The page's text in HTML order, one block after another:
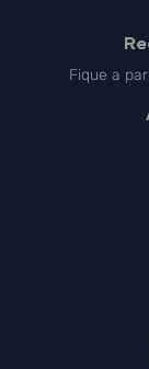
Fique a